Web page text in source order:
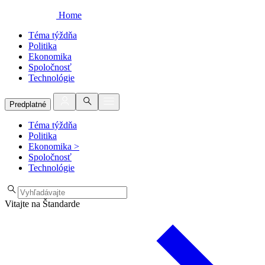
Home
Téma týždňa
Politika
Ekonomika
Spoločnosť
Technológie
Predplatné
Téma týždňa
Politika
Ekonomika >
Spoločnosť
Technológie
Vitajte na Štandarde